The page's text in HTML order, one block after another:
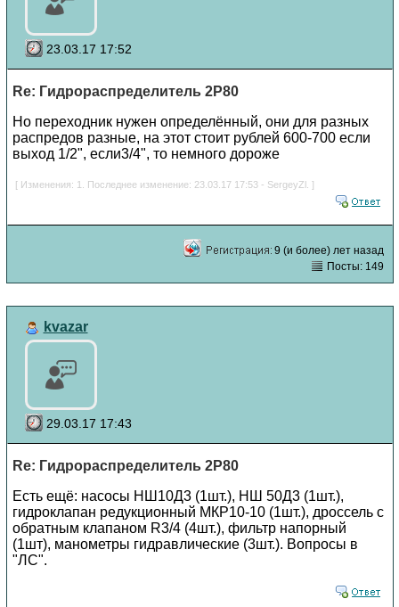
23.03.17 17:52
Re: Гидрораспределитель 2Р80
Но переходник нужен определённый, они для разных
распредов разные, на этот стоит рублей 600-700 если
выход 1/2", если3/4", то немного дороже
[ Изменения: 1. Последнее изменение: 23.03.17 17:53 - SergeyZl. ]
9 (и более) лет назад
Посты: 149
kvazar
29.03.17 17:43
Re: Гидрораспределитель 2Р80
Есть ещё: насосы НШ10Д3 (1шт.), НШ 50Д3 (1шт.),
гидроклапан редукционный МКР10-10 (1шт.), дроссель с
обратным клапаном R3/4 (4шт.), фильтр напорный
(1шт), манометры гидравлические (3шт.). Вопросы в
"ЛС".